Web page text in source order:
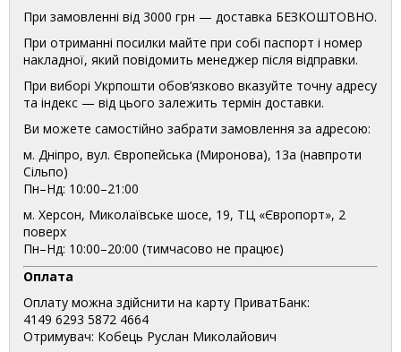
При замовленні від 3000 грн — доставка БЕЗКОШТОВНО.
При отриманні посилки майте при собі паспорт і номер
накладної, який повідомить менеджер після відправки.
При виборі Укрпошти обов’язково вказуйте точну адресу
та індекс — від цього залежить термін доставки.
Ви можете самостійно забрати замовлення за адресою:
м. Дніпро, вул. Європейська (Миронова), 13а (навпроти
Сільпо)
Пн–Нд: 10:00–21:00
м. Херсон, Миколаївське шосе, 19, ТЦ «Європорт», 2
поверх
Пн–Нд: 10:00–20:00 (тимчасово не працює)
Оплата
Оплату можна здійснити на карту ПриватБанк:
4149 6293 5872 4664
Отримувач: Кобець Руслан Миколайович